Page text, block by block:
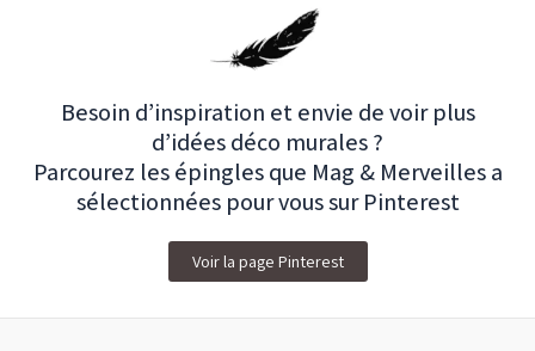
Besoin d’inspiration et envie de voir plus
d’idées déco murales ?
Parcourez les épingles que Mag & Merveilles a
sélectionnées pour vous sur Pinterest
Voir la page Pinterest